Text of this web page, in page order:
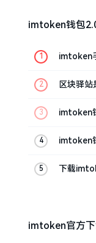
imtoken钱包
imtoken
区块驿
imtoken
imtoken
下载
imtoken官方